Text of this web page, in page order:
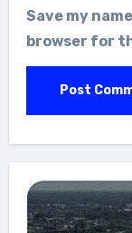
Save my
browser for